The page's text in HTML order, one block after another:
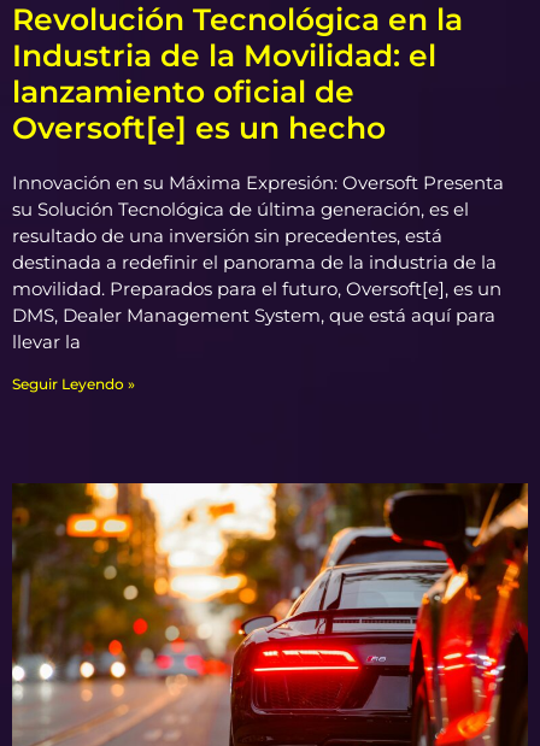
Revolución Tecnológica en la
Industria de la Movilidad: el
lanzamiento oficial de
Oversoft[e] es un hecho
Innovación en su Máxima Expresión: Oversoft Presenta
su Solución Tecnológica de última generación, es el
resultado de una inversión sin precedentes, está
destinada a redefinir el panorama de la industria de la
movilidad. Preparados para el futuro, Oversoft[e], es un
DMS, Dealer Management System, que está aquí para
llevar la
Seguir Leyendo »